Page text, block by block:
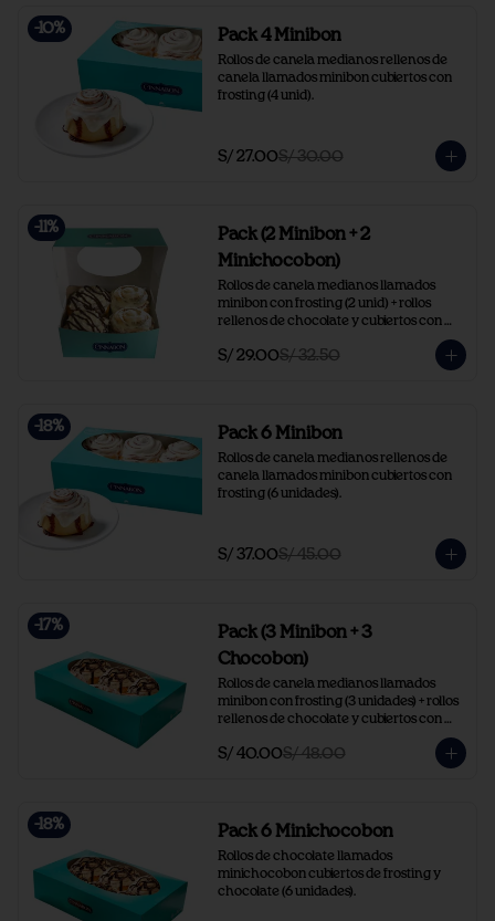
-10% Pack 4 Minibon
Rollos de canela medianos rellenos de
canela llamados minibon cubiertos con
frosting (4 unid).
S/ 27.00S/ 30.00
-11 %
Pack (2 Minibon + 2
Minichocobon)
Rollos de canela medianos llamados
minibon con frosting (2 unid) + rollos
rellenos de chocolate y cubiertos con
S/ 29.00S/ 32.50
-18% Pack 6 Minibon
Rollos de canela medianos rellenos de
canela llamados minibon cubiertos con
frosting (6 unidades).
S/ 37.00S/ 45.00
-17%
Pack (3 Minibon + 3
Chocobon)
Rollos de canela medianos llamados
minibon con frosting (3 unidades) + rollos
rellenos de chocolate y cubiertos con
S/ 40.00S/ 48.00
-18% Pack 6 Minichocobon
Rollos de chocolate llamados
minichocobon cubiertos de frosting y
chocolate (6 unidades).